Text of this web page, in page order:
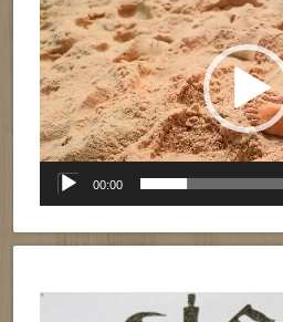
de
vídeo
00:00